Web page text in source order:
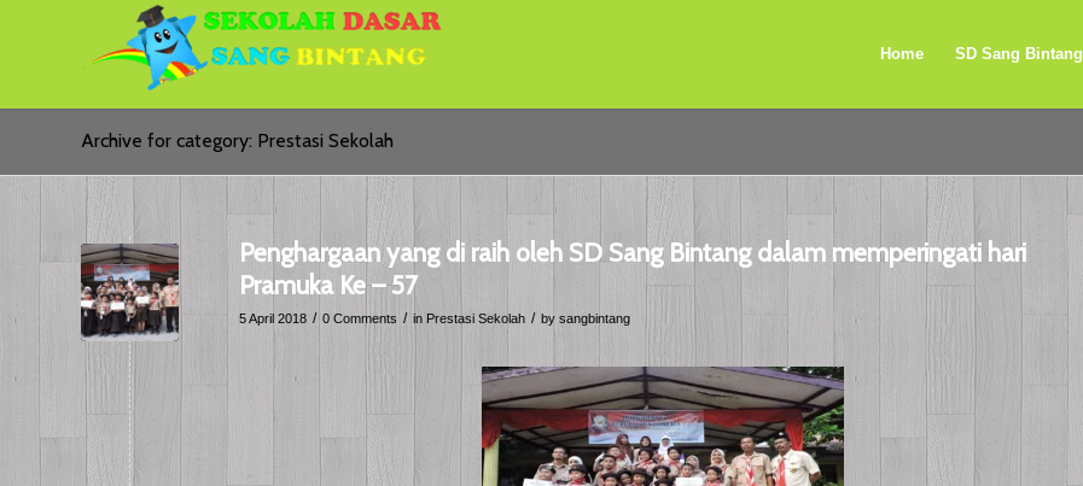
Home SD Sang Bintang
Archive for category: Prestasi Sekolah
Penghargaan yang di raih oleh SD Sang Bintang dalam memperingati hari
Pramuka Ke – 57
5 April 2018 / 0 Comments / in Prestasi Sekolah / by sangbintang